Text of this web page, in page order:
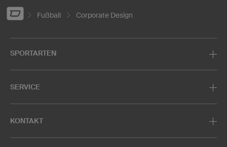
Fußball Corporate Design
SPORTARTEN
SERVICE
KONTAKT